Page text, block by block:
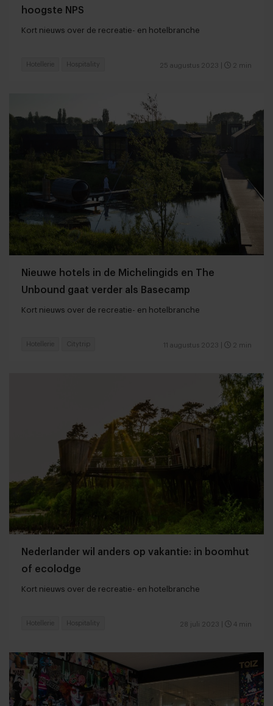
hoogste NPS
Kort nieuws over de recreatie- en hotelbranche
25 augustus 2023 2 min
Hotellerie Hospitality
Nieuwe hotels in de Michelingids en The
Unbound gaat verder als Basecamp
Kort nieuws over de recreatie- en hotelbranche
11 augustus 2023 2 min
Hotellerie Citytrip
Nederlander wil anders op vakantie: in boomhut
of ecolodge
Kort nieuws over de recreatie- en hotelbranche
28 juli 2023 4 min
Hotellerie Hospitality